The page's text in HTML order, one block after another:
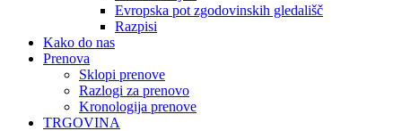
Evropska pot zgodovinskih gledališč
Razpisi
Kako do nas
Prenova
Sklopi prenove
Razlogi za prenovo
Kronologija prenove
TRGOVINA